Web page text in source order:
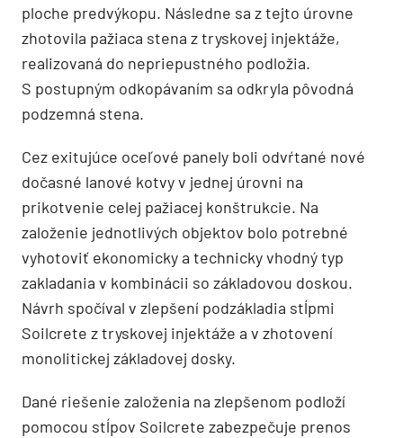
ploche predvýkopu. Následne sa z tejto úrovne
zhotovila pažiaca stena z tryskovej injektáže,
realizovaná do nepriepustného podložia.
S postupným odkopávaním sa odkryla pôvodná
podzemná stena.
Cez exitujúce oceľové panely boli odvŕtané nové
dočasné lanové kotvy v jednej úrovni na
prikotvenie celej pažiacej konštrukcie. Na
založenie jednotlivých objektov bolo potrebné
vyhotoviť ekonomicky a technicky vhodný typ
zakladania v kombinácii so základovou doskou.
Návrh spočíval v zlepšení podzákladia stĺpmi
Soilcrete z tryskovej injektáže a v zhotovení
monolitickej základovej dosky.
Dané riešenie založenia na zlepšenom podloží
pomocou stĺpov Soilcrete zabezpečuje prenos